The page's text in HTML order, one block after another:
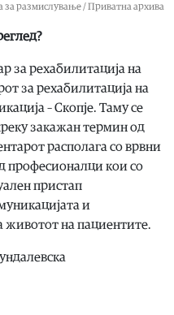
за размислување / Приватна архива
за рехабилитација на
за рехабилитација на
– Скопје. Таму се
закажан термин од
располага со врвни
професионалци кои со
пристап
и
животот на пациентите.